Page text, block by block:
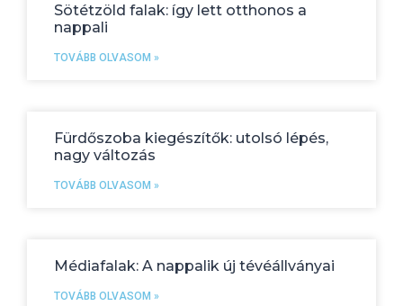
Sötétzöld falak: így lett otthonos a
nappali
TOVÁBB OLVASOM »
Fürdőszoba kiegészítők: utolsó lépés,
nagy változás
TOVÁBB OLVASOM »
Médiafalak: A nappalik új tévéállványai
TOVÁBB OLVASOM »